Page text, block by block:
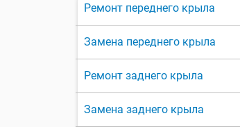
Ремонт переднего крыла
Замена переднего крыла
Ремонт заднего крыла
Замена заднего крыла